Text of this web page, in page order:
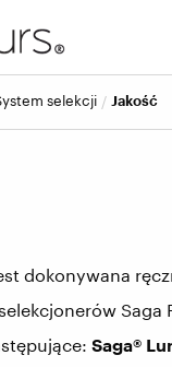
System selekcji Jakość
dokonywana
Saga
Saga®